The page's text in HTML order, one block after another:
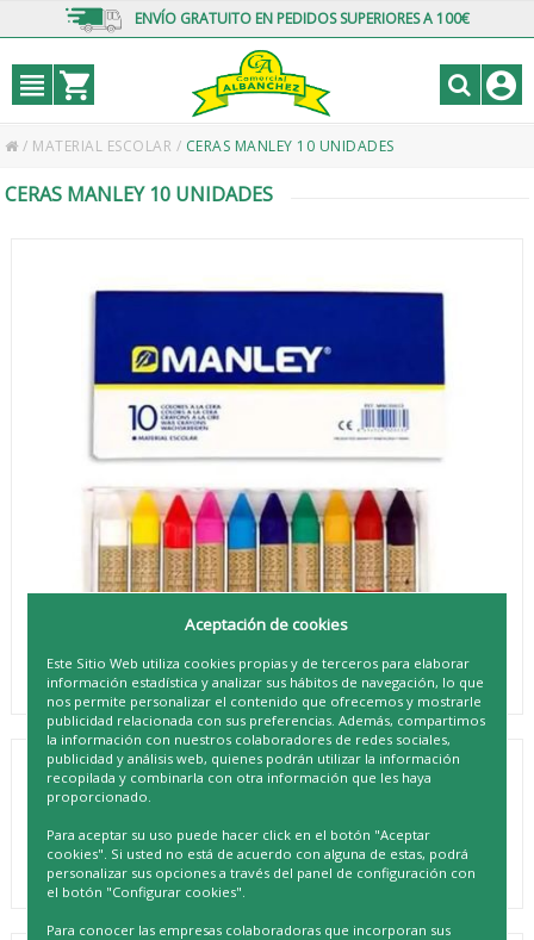
ENVÍO GRATUITO EN PEDIDOS SUPERIORES A 100€
/ MATERIAL ESCOLAR / CERAS MANLEY 10 UNIDADES
CERAS MANLEY 10 UNIDADES
CERAS MANLEY 10 UNIDADES
Aceptación de cookies
Este Sitio Web utiliza cookies propias y de terceros para elaborar
información estadística y analizar sus hábitos de navegación, lo que
nos permite personalizar el contenido que ofrecemos y mostrarle
publicidad relacionada con sus preferencias. Además, compartimos
la información con nuestros colaboradores de redes sociales,
publicidad y análisis web, quienes podrán utilizar la información
recopilada y combinarla con otra información que les haya
proporcionado.
Para aceptar su uso puede hacer click en el botón "Aceptar
cookies". Si usted no está de acuerdo con alguna de estas, podrá
personalizar sus opciones a través del panel de configuración con
el botón "Configurar cookies".
Para conocer las empresas colaboradoras que incorporan sus